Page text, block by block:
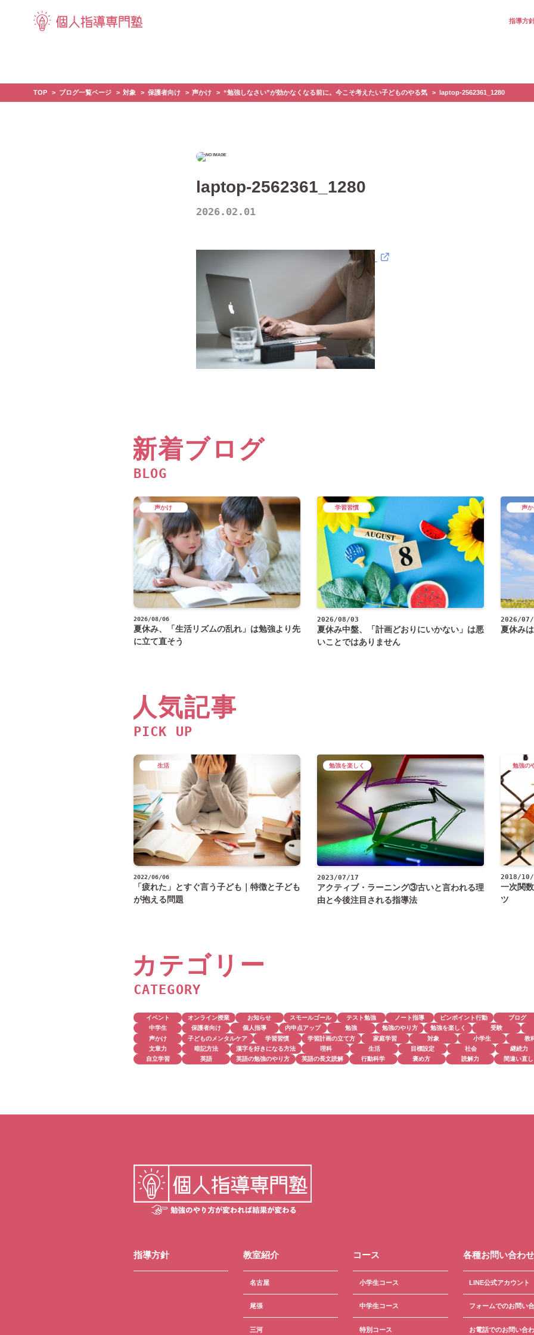
指導方
TOP ブログ一覧ページ 対象 保護者向け 声かけ “勉強しなさい”が効かなくなる前に。今こそ考えたい子どものやる気 laptop-2562361_1280
laptop-2562361_1280
2026.02.01
新着ブログ
BLOG
2026/08/06
夏休み、「生活リズムの乱れ」は勉強より先
に立て直そう
声かけ
2026/08/03
夏休み中盤、「計画どおりにいかない」は悪
いことではありません
学習習慣
2026/
夏休み
声
人気記事
PICK UP
2022/06/06
「疲れた」とすぐ言う子ども｜特徴と子ども
が抱える問題
生活
2023/07/17
アクティブ・ラーニング③古いと言われる理
由と今後注目される指導法
勉強を楽しく
2018/
一次関
ツ
勉強の
カテゴリー
CATEGORY
イベント オンライン授業 お知らせ スモールゴール テスト勉強 ノート指導 ピンポイント行動
ブログ
中学生
保護者向け 個人指導 内申点アップ 勉強 勉強のやり方 勉強を楽しく
受験
声かけ
子どものメンタルケア 学習習慣 学習計画の立て方 家庭学習 対象 小学生
教
文章力
暗記方法 漢字を好きになる方法 理科 生活 目標設定 社会
継続力
自立学習
英語 英語の勉強のやり方 英語の長文読解 行動科学 褒め方 読解力 間違い直し
指導方針 教室紹介
名古屋
尾張
三河
コース
小学生コース
中学生コース
特別コース
各種お問い合わせ
LINE公式アカウント
フォームでのお問い
お電話でのお問い合